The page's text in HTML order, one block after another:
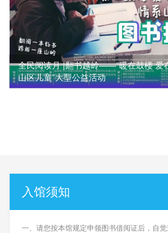
全民阅读月 |翻书越岭——“暖在鼓楼 爱
山区儿童”大型公益活动
入馆须知
一、 请您按本馆规定申领图书借阅证后，自